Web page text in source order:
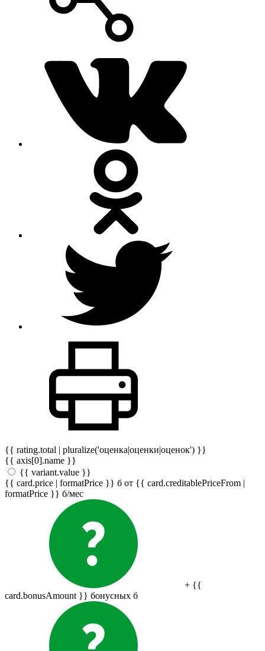
{{ rating.total | pluralize('оценка|оценки|оценок') }}
{{ axis[0].name }}
{{ variant.value }}
{{ card.price | formatPrice }} б от {{ card.creditablePriceFrom |
formatPrice }} б/мес
+ {{
card.bonusAmount }} бонусных б